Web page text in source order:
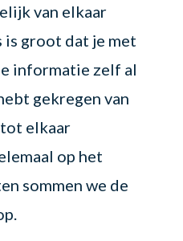
van elkaar
is groot dat je met
informatie zelf al
gekregen van
elkaar
op het
sommen we de